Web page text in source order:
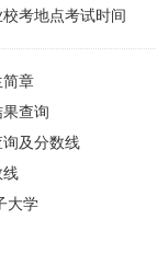
考地点考试时间
章
查询
及分数线
线
大学